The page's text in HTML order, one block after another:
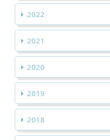
2022
2021
2020
2019
2018